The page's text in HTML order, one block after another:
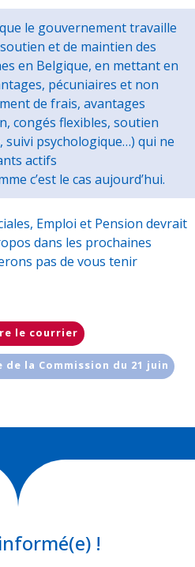
le gouvernement travaille
et de maintien des
en Belgique, en mettant en
pécuniaires et non
de frais, avantages
congés flexibles, soutien
suivi psychologique…) qui ne
actifs
c’est le cas aujourd’hui.
Emploi et Pension devrait
dans les prochaines
pas de vous tenir
le courrier
de la Commission du 21 juin
!